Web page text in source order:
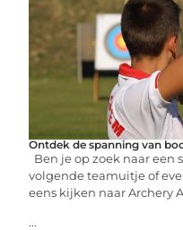
Ontdek de spanning van
Ben je op zoek naar een
volgende teamuitje of
eens kijken naar Archery
...